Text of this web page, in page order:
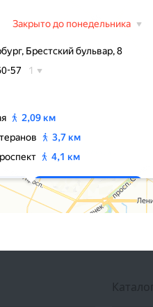
Каталог